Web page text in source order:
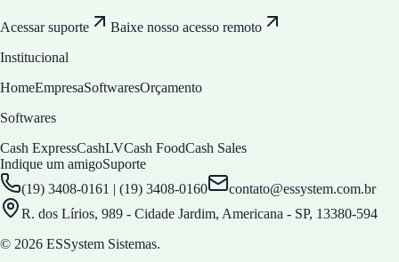
Acessar suporte
Baixe nosso acesso remoto
Institucional
HomeEmpresaSoftwaresOrçamento
Softwares
Cash ExpressCashLVCash FoodCash Sales
Indique um amigoSuporte
(19) 3408-0161 | (19) 3408-0160
contato@essystem.com.br
R. dos Lírios, 989 - Cidade Jardim, Americana - SP, 13380-594
© 2026 ESSystem Sistemas.